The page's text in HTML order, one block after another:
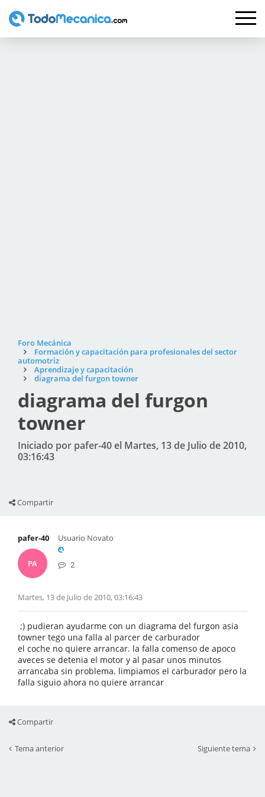
Foro Mecánica
Formación y capacitación para profesionales del sector
automotriz
Aprendizaje y capacitación
diagrama del furgon towner
diagrama del furgon
towner
Iniciado por pafer-40 el Martes, 13 de Julio de 2010,
03:16:43
Compartir
pafer-40
PA
Usuario Novato
2
Martes, 13 de Julio de 2010, 03:16:43
;) pudieran ayudarme con un diagrama del furgon asia
towner tego una falla al parcer de carburador
el coche no quiere arrancar. la falla comenso de apoco
aveces se detenia el motor y al pasar unos minutos
arrancaba sin problema. limpiamos el carburador pero la
falla siguio ahora no quiere arrancar
Compartir
Tema anterior Siguiente tema